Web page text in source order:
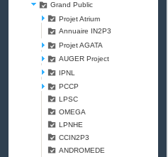
Grand Public
Projet Atrium
Annuaire IN2P3
Projet AGATA
AUGER Project
IPNL
PCCP
LPSC
OMEGA
LPNHE
CCIN2P3
ANDROMEDE